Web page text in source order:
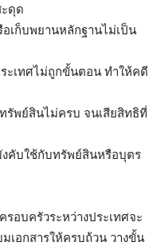
ะดุด
เก็บพยานหลักฐานไม่เป็น
ะเทศไม่ถูกขั้นตอน ทำให้คดี
รัพย์สินไม่ครบ จนเสียสิทธิที่
คับใช้กับทรัพย์สินหรือบุตร
อบครัวระหว่างประเทศจะ
มเอกสารให้ครบถ้วน วางขั้น